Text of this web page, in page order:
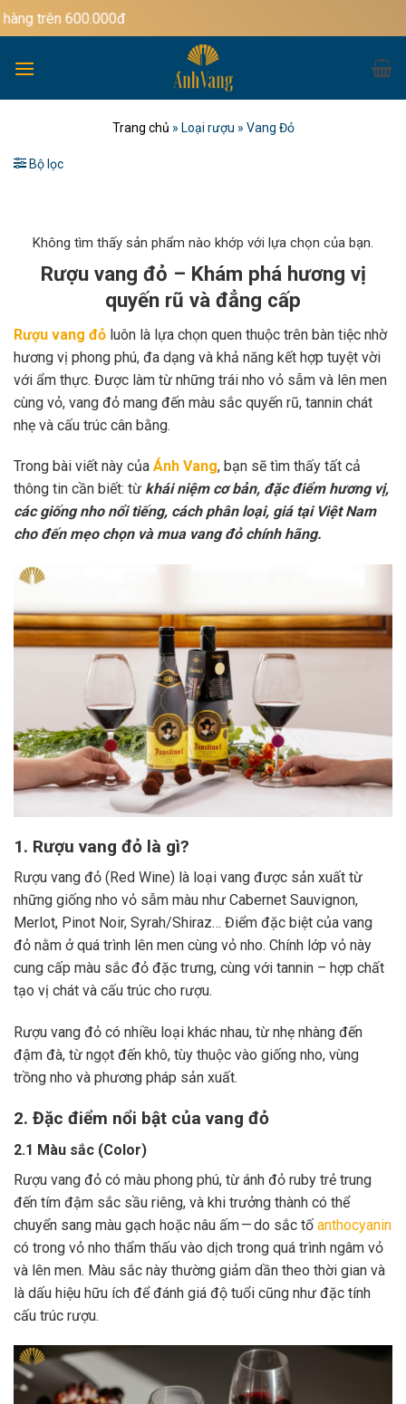
Bỏ
qua
dung
Trang chủ » Loại rượu » Vang Đỏ
Bộ lọc
Không tìm thấy sản phẩm nào khớp với lựa chọn của bạn.
Rượu vang đỏ – Khám phá hương vị
quyến rũ và đẳng cấp
Rượu vang đỏ luôn là lựa chọn quen thuộc trên bàn tiệc nhờ
hương vị phong phú, đa dạng và khả năng kết hợp tuyệt vời
với ẩm thực. Được làm từ những trái nho vỏ sẫm và lên men
cùng vỏ, vang đỏ mang đến màu sắc quyến rũ, tannin chát
nhẹ và cấu trúc cân bằng.
Trong bài viết này của Ánh Vang, bạn sẽ tìm thấy tất cả
thông tin cần biết: từ khái niệm cơ bản, đặc điểm hương vị,
các giống nho nổi tiếng, cách phân loại, giá tại Việt Nam
cho đến mẹo chọn và mua vang đỏ chính hãng.
1. Rượu vang đỏ là gì?
Rượu vang đỏ (Red Wine) là loại vang được sản xuất từ
những giống nho vỏ sẫm màu như Cabernet Sauvignon,
Merlot, Pinot Noir, Syrah/Shiraz… Điểm đặc biệt của vang
đỏ nằm ở quá trình lên men cùng vỏ nho. Chính lớp vỏ này
cung cấp màu sắc đỏ đặc trưng, cùng với tannin – hợp chất
tạo vị chát và cấu trúc cho rượu.
Rượu vang đỏ có nhiều loại khác nhau, từ nhẹ nhàng đến
đậm đà, từ ngọt đến khô, tùy thuộc vào giống nho, vùng
trồng nho và phương pháp sản xuất.
2. Đặc điểm nổi bật của vang đỏ
2.1 Màu sắc (Color)
Rượu vang đỏ có màu phong phú, từ ánh đỏ ruby trẻ trung
đến tím đậm sắc sầu riêng, và khi trưởng thành có thể
chuyển sang màu gạch hoặc nâu ấm — do sắc tố anthocyanin
có trong vỏ nho thẩm thấu vào dịch trong quá trình ngâm vỏ
và lên men. Màu sắc này thường giảm dần theo thời gian và
là dấu hiệu hữu ích để đánh giá độ tuổi cũng như đặc tính
cấu trúc rượu.